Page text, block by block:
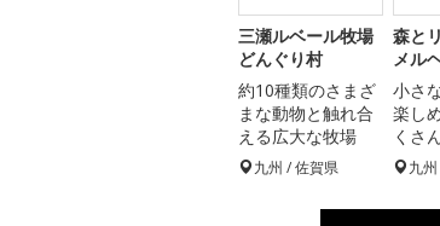
三瀬ルベール牧場
どんぐり村
約10種類のさまざ
まな動物と触れ合
える広大な牧場
九州 / 佐賀県
森と
メル
小さ
楽し
くさ
九